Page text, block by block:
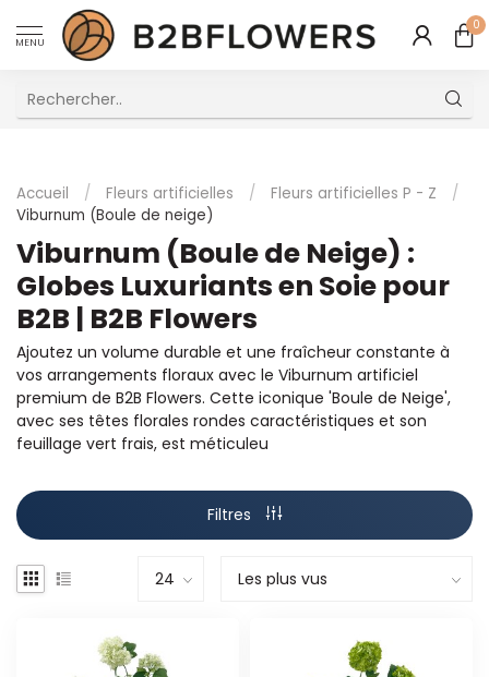
MENU
0
Accueil / Fleurs artificielles / Fleurs artificielles P - Z
/
Viburnum (Boule de neige)
Viburnum (Boule de Neige) :
Globes Luxuriants en Soie pour
B2B | B2B Flowers
Ajoutez un volume durable et une fraîcheur constante à
vos arrangements floraux avec le Viburnum artificiel
premium de B2B Flowers. Cette iconique 'Boule de Neige',
avec ses têtes florales rondes caractéristiques et son
feuillage vert frais, est méticuleu
Filtres